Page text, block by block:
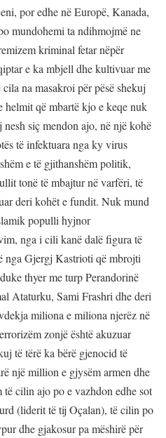
por edhe në Europë, Kanada,
mundohemi ta ndihmojmë ne
kriminal fetar nëpër
e ka mbjell dhe kultivuar me
na masakroi për pësë shekuj
helmit që mbartë kjo e keqe nuk
siç mendon ajo, në një kohë
të infektuara nga ky virus
e të gjithanshëm politik,
tonë të mbajtur në varfëri, të
deri kohët e fundit. Nuk mund
populli hyjnor
nga i cili kanë dalë figura të
nga Gjergj Kastrioti që mbrojti
thyer me turp Perandorinë
Ataturku, Sami Frashri dhe deri
miliona e miliona njerëz në
zonjë është akuzuar
të tërë ka bërë gjenocid të
një million e gjysëm armen dhe
cilin ajo po e vazhdon edhe sot
(liderit të tij Oçalan), të cilin po
dhe gjakosur pa mëshirë për